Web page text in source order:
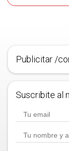
Publicitar /
Suscribite al